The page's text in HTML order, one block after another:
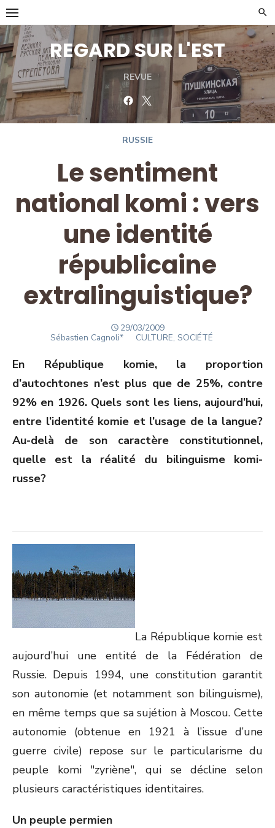
Skip
to
content
REGARD SUR L'EST
REVUE
FacebookTwitter
RUSSIE
Le sentiment
national komi : vers
une identité
républicaine
extralinguistique?
POSTED
ON
29/03/2009
Author
Sébastien Cagnoli* CULTURE, SOCIÉTÉ
En République komie, la proportion
d’autochtones n’est plus que de 25%, contre
92% en 1926. Quels sont les liens, aujourd’hui,
entre l’identité komie et l’usage de la langue?
Au-delà de son caractère constitutionnel,
quelle est la réalité du bilinguisme komi-
russe?
La République komie est
aujourd’hui une entité de la Fédération de
Russie. Depuis 1994, une constitution garantit
son autonomie (et notamment son bilinguisme),
en même temps que sa sujétion à Moscou. Cette
autonomie (obtenue en 1921 à l’issue d’une
guerre civile) repose sur le particularisme du
peuple komi "zyriène", qui se décline selon
plusieurs caractéristiques identitaires.
Un peuple permien